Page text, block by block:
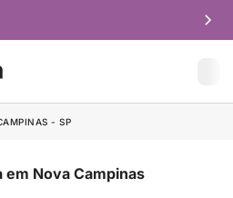
- SP
Nova Campinas